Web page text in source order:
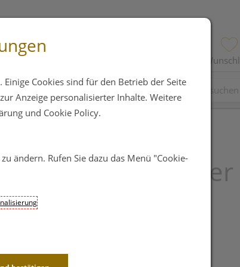
RAUSCH Schweizer
Kräuter PFLEGE-
PZN: 2770765
Cookies sind für den Betrieb der Seite
Anzeige personalisierter Inhalte. Weitere
und Cookie Policy.
ändern. Rufen Sie dazu das Menü "Cookie-